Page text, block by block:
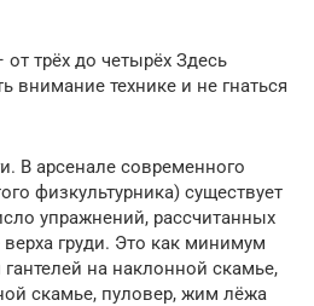
трёх до четырёх Здесь
внимание технике и не гнаться
В арсенале современного
физкультурника) существует
упражнений, рассчитанных
груди. Это как минимум
на наклонной скамье,
скамье, пуловер, жим лёжа